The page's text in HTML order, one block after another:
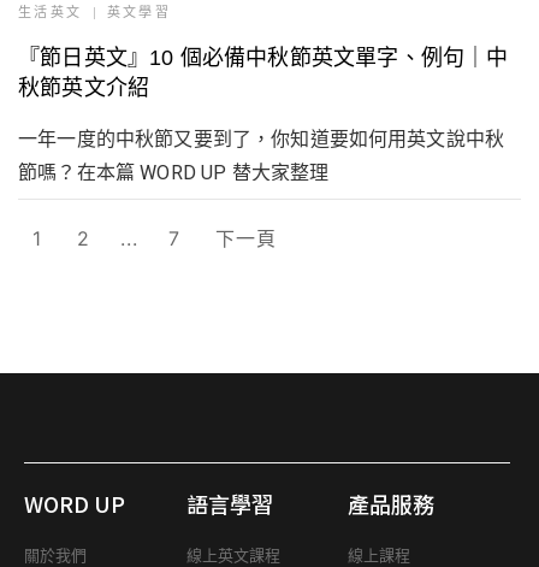
生活英文 英文學習
『節日英文』10 個必備中秋節英文單字、例句｜中
秋節英文介紹
一年一度的中秋節又要到了，你知道要如何用英文說中秋
節嗎？在本篇 WORD UP 替大家整理
1 2 ... 7 下一頁
WORD UP
關於我們
語言學習
線上英文課程
產品服務
線上課程